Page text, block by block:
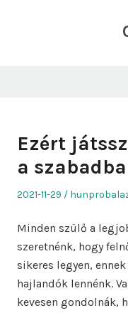
Ezért
a
Posted
2021-11-29 Author
Minden szülő a
szeretnénk, hogy
sikeres legyen,
hajlandók lennénk.
kevesen gondolnák,